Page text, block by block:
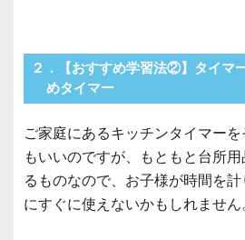
２．【おすすめ学習法②】タイマ
めタイマー
ご家庭にあるキッチンタイマー
もいいのですが、もともと台所
るものなので、お子様が時間を
にすぐに使えないかもしれません